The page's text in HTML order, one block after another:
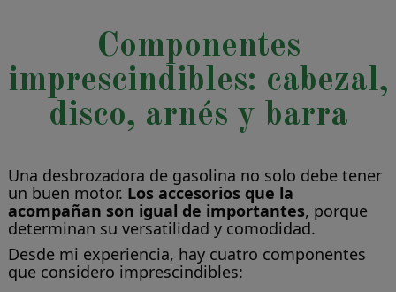
Componentes
imprescindibles: cabezal,
disco, arnés y barra
Una desbrozadora de gasolina no solo debe tener
un buen motor. Los accesorios que la
acompañan son igual de importantes, porque
determinan su versatilidad y comodidad.
Desde mi experiencia, hay cuatro componentes
que considero imprescindibles: